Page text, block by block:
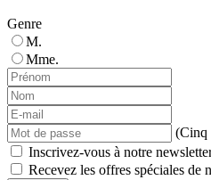
Genre
M.
Mme.
(Cinq
Inscrivez-vous à notre
Recevez les offres spéciales de